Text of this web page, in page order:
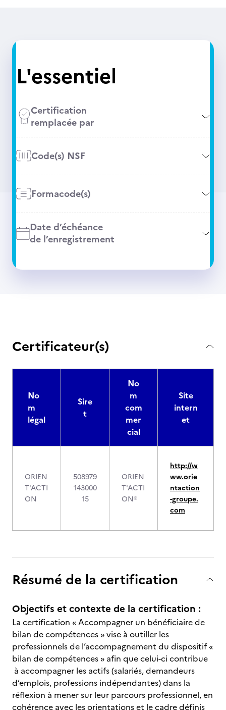
L'essentiel
Certification
remplacée par
Code(s) NSF
Formacode(s)
Date d’échéance
de l’enregistrement
Certificateur(s)
No
m
légal
Sire
t
No
m
com
mer
cial
Site
intern
et
ORIEN
T'ACTI
ON
508979
143000
15
ORIEN
T'ACTI
ON®
http://w
ww.orie
ntaction
-groupe.
com
Résumé de la certification
Objectifs et contexte de la certification :
La certification « Accompagner un bénéficiaire de
bilan de compétences » vise à outiller les
professionnels de l’accompagnement du dispositif «
bilan de compétences » afin que celui-ci contribue
à accompagner les actifs (salariés, demandeurs
d’emplois, professions indépendantes) dans la
réflexion à mener sur leur parcours professionnel, en
cohérence avec les orientations et le cadre définis